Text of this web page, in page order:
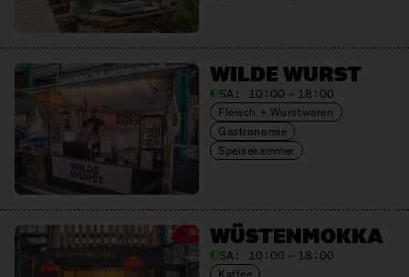
WILDE WURST
SA: 10:00 – 18:00
Fleisch + Wurstwaren
Gastronomie
Speisekammer
WÜSTEN­MOKKA
SA: 10:00 – 18:00
Kaffee